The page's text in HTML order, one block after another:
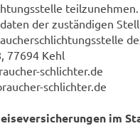
der zuständigen
77694 Kehl
schlichter.de
schlichter.de
im